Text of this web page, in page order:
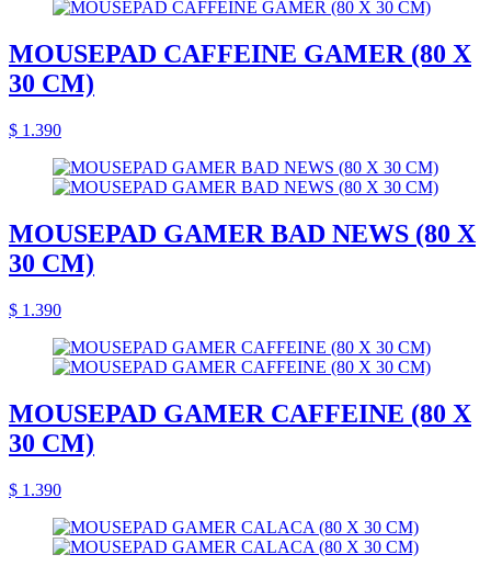
MOUSEPAD CAFFEINE GAMER (80 X
30 CM)
$ 1.390
MOUSEPAD GAMER BAD NEWS (80 X
30 CM)
$ 1.390
MOUSEPAD GAMER CAFFEINE (80 X
30 CM)
$ 1.390